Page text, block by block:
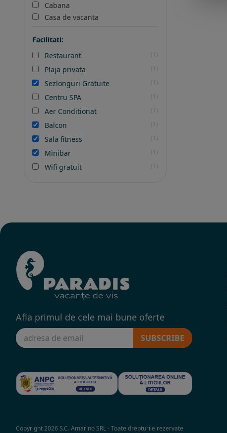
Cabana
Casa de vacanta
Facilitati:
Restaurant
Plaja privata
Sezlonguri Gratuite
Centru SPA
Aer Conditionat
Balcon
Sala fitness
Minibar
Wifi gratuit
Afla primul de cele mai bune oferte
SUBSCRIBE
Copyright 2026 S.C. Amarino SRL - Toate drepturile rezervate